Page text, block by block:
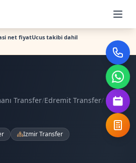
net fiyatUcus takibi dahil
Transfer/Edremit Transfer/
Izmir Transfer